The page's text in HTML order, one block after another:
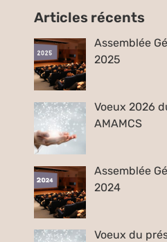
Articles récents
Assemblée
2025
Voeux 2026
AMAMCS
Assemblée
2024
Voeux du